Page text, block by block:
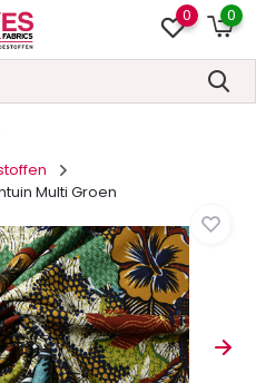
0 0
Multi Groen